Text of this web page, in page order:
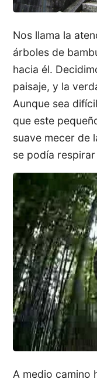
Nos llama la
árboles de
hacia él.
paisaje, y la
Aunque sea
que este
suave mecer de
se podía respirar
A medio camino